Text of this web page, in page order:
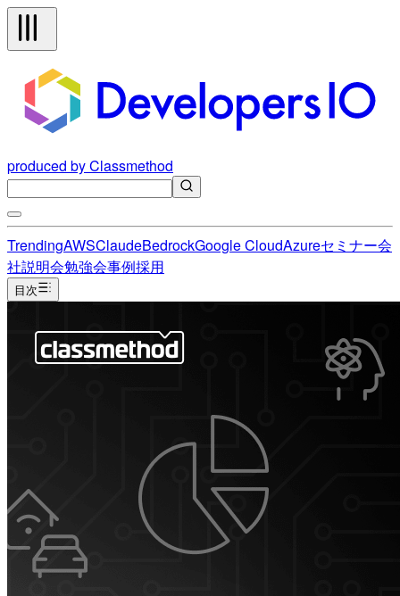
produced by Classmethod
TrendingAWSClaudeBedrockGoogle CloudAzureセミナー会
社説明会勉強会事例採用
目次